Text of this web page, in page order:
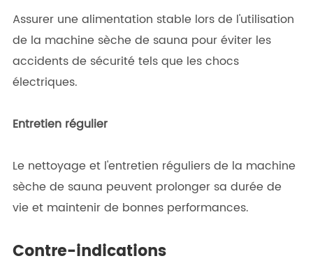
Assurer une alimentation stable lors de l'utilisation
de la machine sèche de sauna pour éviter les
accidents de sécurité tels que les chocs
électriques.
Entretien régulier
Le nettoyage et l'entretien réguliers de la machine
sèche de sauna peuvent prolonger sa durée de
vie et maintenir de bonnes performances.
Contre-indications